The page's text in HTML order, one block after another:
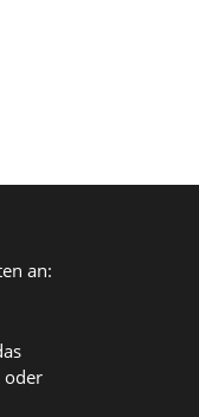
an:
oder